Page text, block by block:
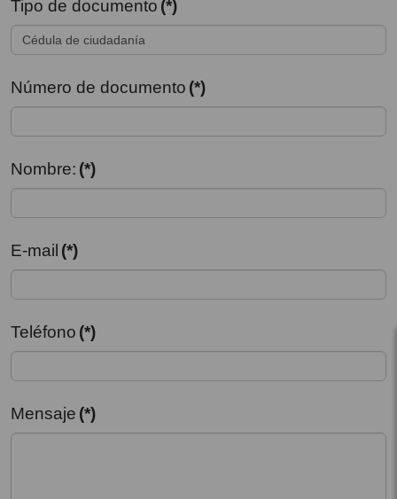
Tipo de documento (*)
Número de documento (*)
Nombre: (*)
E-mail (*)
Teléfono (*)
Mensaje (*)